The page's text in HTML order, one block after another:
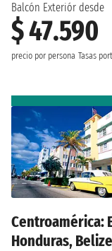
Balcón Exteriór desde
$ 47.590
precio por persona Tasas
Centroamérica:
Honduras,